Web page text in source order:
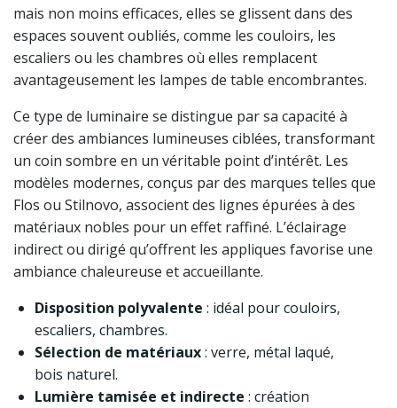
mais non moins efficaces, elles se glissent dans des
espaces souvent oubliés, comme les couloirs, les
escaliers ou les chambres où elles remplacent
avantageusement les lampes de table encombrantes.
Ce type de luminaire se distingue par sa capacité à
créer des ambiances lumineuses ciblées, transformant
un coin sombre en un véritable point d’intérêt. Les
modèles modernes, conçus par des marques telles que
Flos ou Stilnovo, associent des lignes épurées à des
matériaux nobles pour un effet raffiné. L’éclairage
indirect ou dirigé qu’offrent les appliques favorise une
ambiance chaleureuse et accueillante.
Disposition polyvalente : idéal pour couloirs,
escaliers, chambres.
Sélection de matériaux: verre, métal laqué,
bois naturel.
Lumière tamisée et indirecte : création